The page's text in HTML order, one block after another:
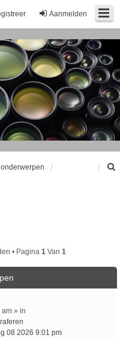
Aanmelden
• Pagina 1 Van 1
» in
08 2026 9:01 pm